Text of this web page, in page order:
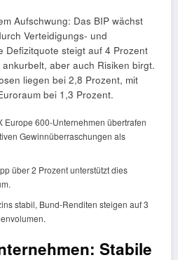
Aufschwung: Das BIP wächst
Verteidigungs- und
Defizitquote steigt auf 4 Prozent
aber auch Risiken birgt.
liegen bei 2,8 Prozent, mit
bei 1,3 Prozent.
Europe 600-Unternehmen übertrafen
Gewinnüberraschungen als
über 2 Prozent unterstützt dies
stabil, Bund-Renditen steigen auf 3
Stabile